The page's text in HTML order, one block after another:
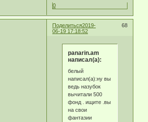
0
Поделиться 68
2019-
06-19 17:18:52
panarin.am
написал(а):
белый
написал(а):ну вы
ведь назубок
вычитали 500
фонд . ищите .вы
на свои
фантазии